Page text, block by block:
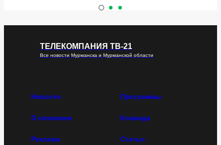
ТЕЛЕКОМПАНИЯ ТВ-21
Все новости Мурманска и Мурманской области
Новости Программы
О компании Команда
Реклама Статьи